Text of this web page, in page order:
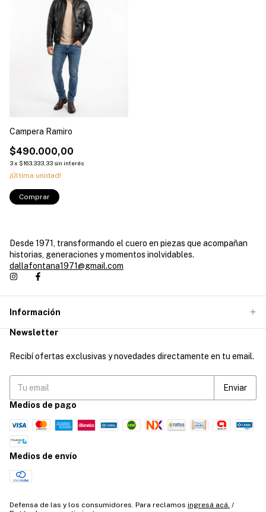
Campera Ramiro
$490.000,00
3x $163.333,33 sin interés
¡Última unidad!
Comprar
Desde 1971, transformando el cuero en piezas que acompañan
historias, generaciones y momentos inolvidables.
dallafontana1971@gmail.com
Información
Newsletter
Recibí ofertas exclusivas y novedades directamente en tu email.
Medios de pago
Medios de envío
Defensa de las y los consumidores. Para reclamos ingresá acá. /